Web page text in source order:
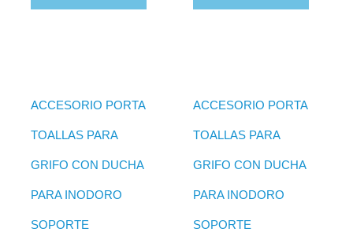
ACCESORIO PORTA
TOALLAS PARA
GRIFO CON DUCHA
PARA INODORO
SOPORTE
ACCESORIO PORTA
TOALLAS PARA
GRIFO CON DUCHA
PARA INODORO
SOPORTE